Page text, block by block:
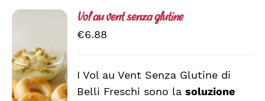
AGGIUNGI
AL
Vol au vent senza glutine
€6.88
I Vol au Vent Senza Glutine di
Belli Freschi sono lasoluzione